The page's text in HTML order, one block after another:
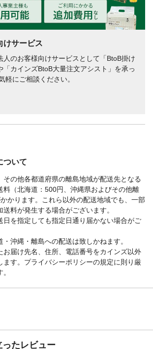
けサービス
人のお客様向けサービスとして「BtoB掛け
「カインズBtoB大量注文アシスト」を承っ
軽にご相談ください。
ついて
その他各都道府県の離島地域が配送先となる
料（北海道：500円、沖縄県およびその他離
かります。これら以外の配送地域でも、一部
料が発生する場合がございます。
日を指定しても指定日通り届かない場合がご
・沖縄・離島への配送は致しかねます。
お届け先名、住所、電話番号をカインズ以外
ます。プライバシーポリシーの規定に則り厳
たレビュー